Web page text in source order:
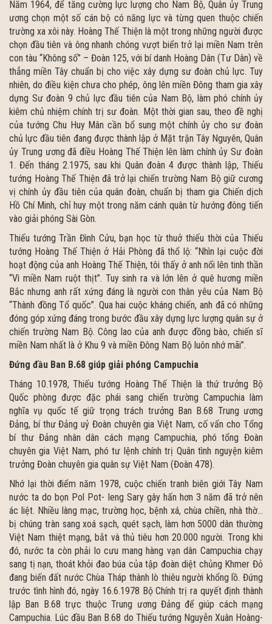
Năm 1964, để tăng cường lực lượng cho Nam Bộ, Quân ủy Trung
ương chọn một số cán bộ có năng lực và từng quen thuộc chiến
trường xa xôi này. Hoàng Thế Thiện là một trong những người được
chọn đầu tiên và ông nhanh chóng vượt biển trở lại miền Nam trên
con tàu “Không số” – Đoàn 125, với bí danh Hoàng Dân (Tư Dân) về
thẳng miền Tây chuẩn bị cho việc xây dựng sư đoàn chủ lực. Tuy
nhiên, do điều kiện chưa cho phép, ông lên miền Đông tham gia xây
dựng Sư đoàn 9 chủ lực đầu tiên của Nam Bộ, làm phó chính ủy
kiêm chủ nhiệm chính trị sư đoàn. Một thời gian sau, theo đề nghị
của tướng Chu Huy Mân cần bổ sung một chính ủy cho sư đoàn
chủ lực đầu tiên đang được thành lập ở Mặt trận Tây Nguyên, Quân
ủy Trung ương đã điều Hoàng Thế Thiện lên làm chính ủy Sư đoàn
1. Đến tháng 2.1975, sau khi Quân đoàn 4 được thành lập, Thiếu
tướng Hoàng Thế Thiện đã trở lại chiến trường Nam Bộ giữ cương
vị chính ủy đầu tiên của quân đoàn, chuẩn bị tham gia Chiến dịch
Hồ Chí Minh, chỉ huy một trong năm cánh quân từ hướng đông tiến
vào giải phóng Sài Gòn.
Thiếu tướng Trần Đình Cửu, bạn học từ thuở thiếu thời của Thiếu
tướng Hoàng Thế Thiện ở Hải Phòng đã thổ lộ: “Nhìn lại cuộc đời
hoạt động của anh Hoàng Thế Thiện, tôi thấy ở anh nổi lên tinh thần
“Vì miền Nam ruột thịt”. Tuy sinh ra và lớn lên ở quê hương miền
Bắc nhưng anh rất xứng đáng là người con thân yêu của Nam Bộ
“Thành đồng Tổ quốc”. Qua hai cuộc kháng chiến, anh đã có những
đóng góp xứng đáng trong bước đầu xây dựng lực lượng quân sự ở
chiến trường Nam Bộ. Công lao của anh được đồng bào, chiến sĩ
miền Nam nhất là ở Khu 9 và miền Đông Nam Bộ luôn nhớ mãi”.
Đứng đầu Ban B.68 giúp giải phóng Campuchia
Tháng 10.1978, Thiếu tướng Hoàng Thế Thiện là thứ trưởng Bộ
Quốc phòng được đặc phái sang chiến trường Campuchia làm
nghĩa vụ quốc tế giữ trọng trách trưởng Ban B.68 Trung ương
Đảng, bí thư Đảng uỷ Đoàn chuyên gia Việt Nam, cố vấn cho Tổng
bí thư Đảng nhân dân cách mạng Campuchia, phó tổng Đoàn
chuyên gia Việt Nam, phó tư lệnh chính trị Quân tình nguyện kiêm
trưởng Đoàn chuyên gia quân sự Việt Nam (Đoàn 478).
Nhớ lại thời điểm năm 1978, cuộc chiến tranh biên giới Tây Nam
nước ta do bọn Pol Pot- Ieng Sary gây hấn hơn 3 năm đã trở nên
ác liệt. Nhiều làng mạc, trường học, bệnh xá, chùa chiền, nhà thờ…
bị chúng tràn sang xoá sạch, quét sạch, làm hơn 5000 dân thường
Việt Nam thiệt mạng, bắt và thủ tiêu hơn 20.000 người. Trong khi
đó, nước ta còn phải lo cưu mang hàng vạn dân Campuchia chạy
sang tị nạn, thoát khỏi đao búa của tập đoàn diệt chủng Khmer Đỏ
đang biến đất nước Chùa Tháp thành lò thiêu người khổng lồ. Đứng
trước tình hình đó, ngày 16.6.1978 Bộ Chính trị ra quyết định thành
lập Ban B.68 trực thuộc Trung ương Đảng để giúp cách mạng
Campuchia. Lúc đầu Ban B.68 do Thiếu tướng Nguyễn Xuân Hoàng-